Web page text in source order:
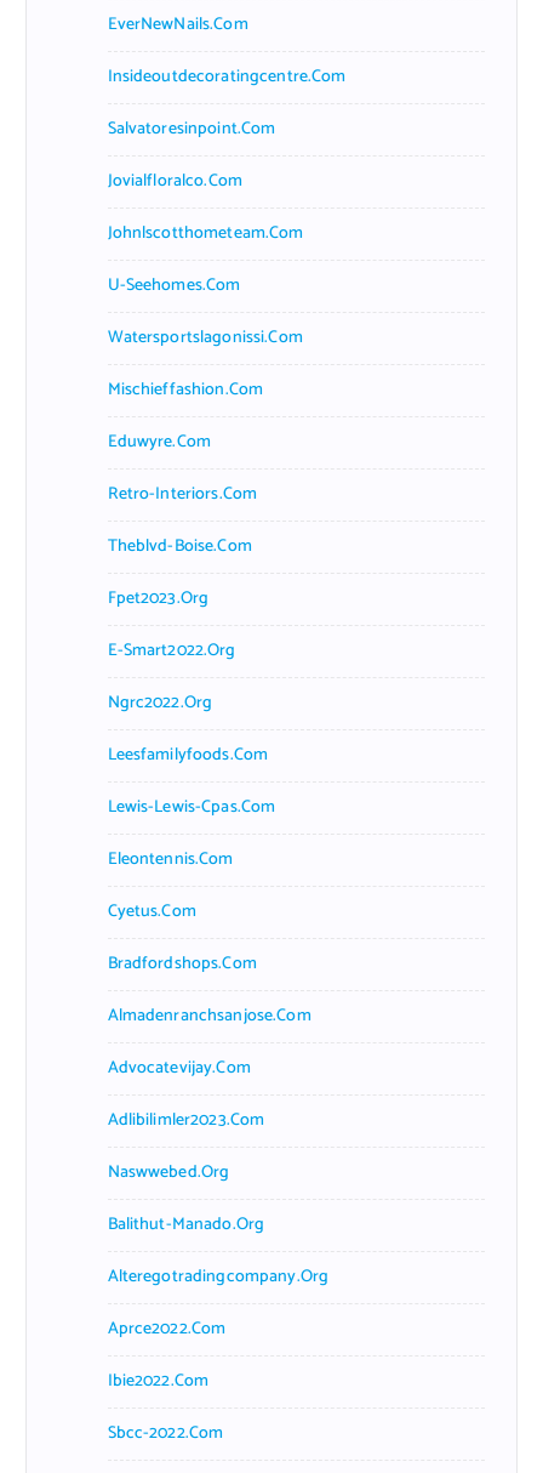
EverNewNails.com
Insideoutdecoratingcentre.com
Salvatoresinpoint.com
Jovialfloralco.com
Johnlscotthometeam.com
U-Seehomes.com
Watersportslagonissi.com
Mischieffashion.com
Eduwyre.com
Retro-Interiors.com
Theblvd-Boise.com
Fpet2023.org
E-Smart2022.org
Ngrc2022.org
Leesfamilyfoods.com
Lewis-Lewis-Cpas.com
Eleontennis.com
Cyetus.com
Bradfordshops.com
Almadenranchsanjose.com
Advocatevijay.com
Adlibilimler2023.com
Naswwebed.org
Balithut-Manado.org
Alteregotradingcompany.org
Aprce2022.com
Ibie2022.com
Sbcc-2022.com